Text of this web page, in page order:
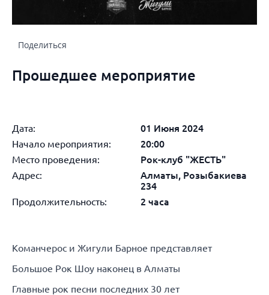
Поделиться
Прошедшее мероприятие
Дата:
01 Июня 2024
Начало мероприятия:
20:00
Место проведения:
Рок-клуб "ЖЕСТЬ"
Адрес:
Алматы, Розыбакиева
234
Продолжительность:
2 часа
Команчерос и Жигули Барное представляет
Большое Рок Шоу наконец в Алматы
Главные рок песни последних 30 лет